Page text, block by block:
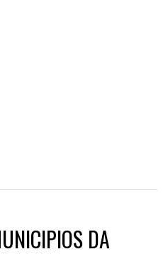
DA